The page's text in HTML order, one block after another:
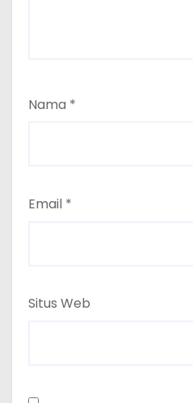
Nama *
Email *
Situs Web